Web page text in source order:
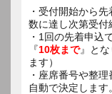
・受付開始から
数に達し次第受付
・1回の先着申込
『10枚まで』と
ます）
・座席番号や整
自動で決定します。